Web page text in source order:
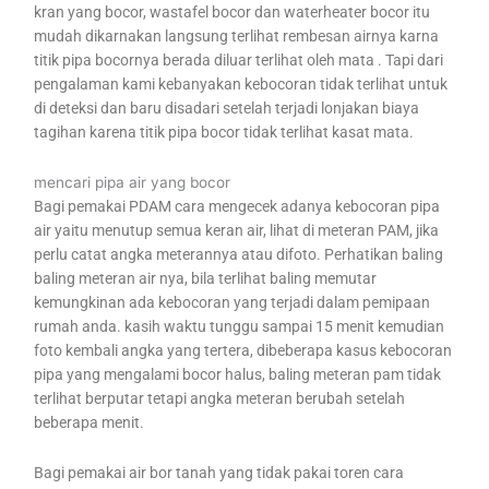
kran yang bocor, wastafel bocor dan waterheater bocor itu
mudah dikarnakan langsung terlihat rembesan airnya karna
titik pipa bocornya berada diluar terlihat oleh mata . Tapi dari
pengalaman kami kebanyakan kebocoran tidak terlihat untuk
di deteksi dan baru disadari setelah terjadi lonjakan biaya
tagihan karena titik pipa bocor tidak terlihat kasat mata.
mencari pipa air yang bocor
Bagi pemakai PDAM cara mengecek adanya kebocoran pipa
air yaitu menutup semua keran air, lihat di meteran PAM, jika
perlu catat angka meterannya atau difoto. Perhatikan baling
baling meteran air nya, bila terlihat baling memutar
kemungkinan ada kebocoran yang terjadi dalam pemipaan
rumah anda. kasih waktu tunggu sampai 15 menit kemudian
foto kembali angka yang tertera, dibeberapa kasus kebocoran
pipa yang mengalami bocor halus, baling meteran pam tidak
terlihat berputar tetapi angka meteran berubah setelah
beberapa menit.
Bagi pemakai air bor tanah yang tidak pakai toren cara